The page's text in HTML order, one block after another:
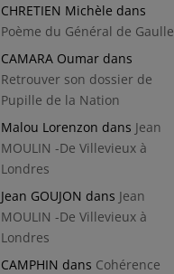
CHRETIEN Michèle dans
Poème du Général de Gaulle
CAMARA Oumar dans
Retrouver son dossier de
Pupille de la Nation
Malou Lorenzon dans Jean
MOULIN -De Villevieux à
Londres
Jean GOUJON dans Jean
MOULIN -De Villevieux à
Londres
CAMPHIN dans Cohérence